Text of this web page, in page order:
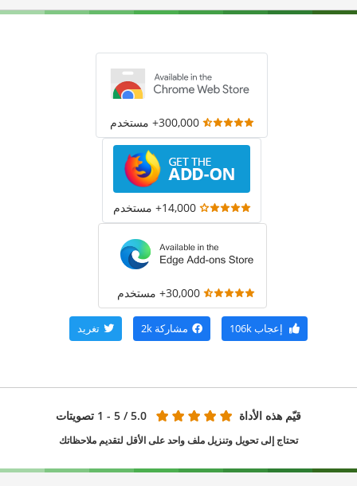
300,000+ مستخدم
14,000+ مستخدم
30,000+ مستخدم
إعجاب106k مشاركة 2k تغريد
قيّم هذه الأداة 5.0 / 5 - 1 تصويتات
تحتاج إلى تحويل وتنزيل ملف واحد على الأقل لتقديم ملاحظاتك